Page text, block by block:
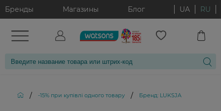
Бренды Магазины Блог UA RU
/ -15% при купівлі одного товару / Бренд: LUKSJA